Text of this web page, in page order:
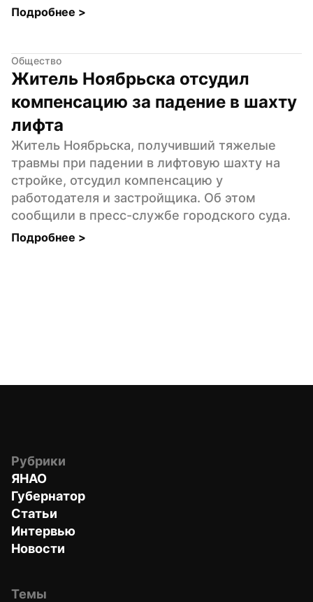
Подробнее >
Общество
Житель Ноябрьска отсудил
компенсацию за падение в шахту
лифта
Житель Ноябрьска, получивший тяжелые
травмы при падении в лифтовую шахту на
стройке, отсудил компенсацию у
работодателя и застройщика. Об этом
сообщили в пресс-службе городского суда.
Подробнее >
Рубрики
ЯНАО
Губернатор
Статьи
Интервью
Новости
Темы